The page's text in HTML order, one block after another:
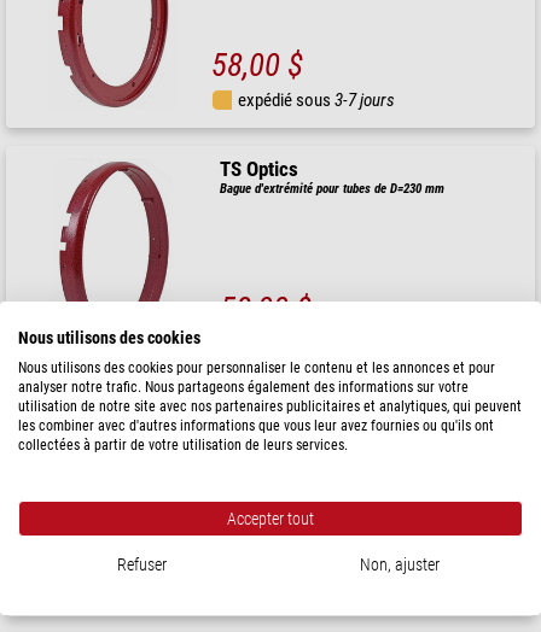
58,00 $
expédié sous 3-7 jours
TS Optics
Bague d'extrémité pour tubes de D=230 mm
58,00 $
TS Optics
Support de miroir secondaire Newton 10"
Nous utilisons des cookies
Nous utilisons des cookies pour personnaliser le contenu et les annonces et pour
analyser notre trafic. Nous partageons également des informations sur votre
utilisation de notre site avec nos partenaires publicitaires et analytiques, qui peuvent
les combiner avec d'autres informations que vous leur avez fournies ou qu'ils ont
collectées à partir de votre utilisation de leurs services.
Accepter tout
Refuser Non, ajuster